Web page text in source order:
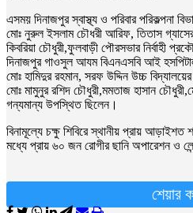
এসময় দিনাজপুর স্বাস্থ্য ও পরিবার পরিকল্পনা
মোঃ নুরুল ইসলাম চৌধরী আরিফ, তিতাস
কিবরিয়া চৌধুরী,ফুলবাড়ী পৌরসভার নির্বাহী
দিনাজপুর গাওসুল আযম বিএনএসবি আই
মোঃ হামিদুর রহমান, সরফ উদ্দিন উচ্চ
মোঃ মামুনুর রশিদ চৌধুরী,মমতাজ হাসান
গন্যমান্য উপস্থিত ছিলেন।
বিনামূল্যে চক্ষু শিবিরে স্থানীয় প্রায়
মধ্যে প্রায় ৬০ জন রোগীর ছানি অপারেশন ও
শেয়ার